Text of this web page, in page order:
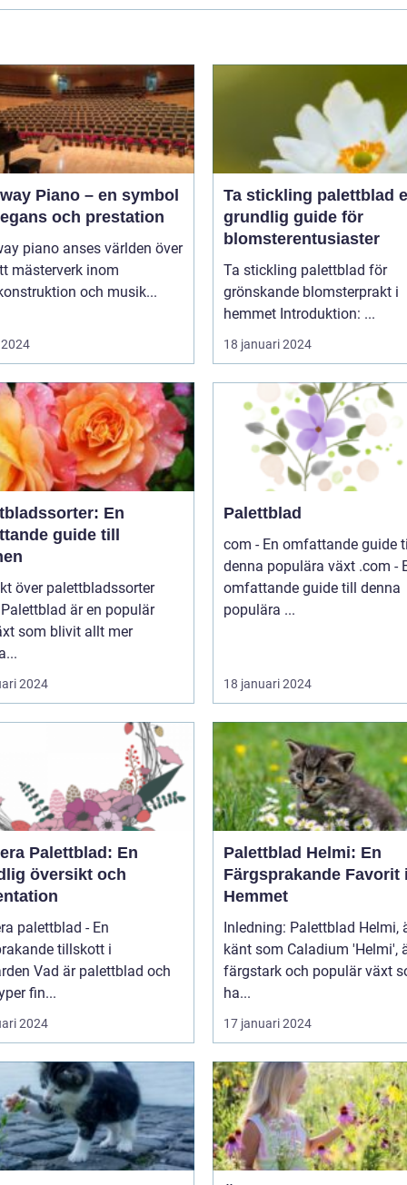
Piano – en symbol
och prestation
piano anses världen över
mästerverk inom
och musik...
Ta stickling palettblad en
grundlig guide för
blomsterentusiaster
Ta stickling palettblad för
grönskande blomsterprakt i
hemmet Introduktion: ...
18 januari 2024
En
guide till
över palettbladssorter
som blivit allt mer
2024
Palettblad
com - En omfattande guide
denna populära växt .com - En
omfattande guide till denna
populära ...
18 januari 2024
Palettblad: En
översikt och
palettblad - En
tillskott i
och
fin...
2024
Palettblad Helmi: En
Färgsprakande Favorit
Hemmet
Inledning: Palettblad Helmi,
känt som Caladium 'Helmi',
färgstark och populär växt
ha...
17 januari 2024